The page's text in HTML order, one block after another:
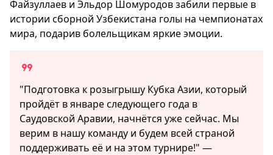
Файзуллаев и Эльдор Шомуродов забили первые в
истории сборной Узбекистана голы на чемпионатах
мира, подарив болельщикам яркие эмоции.
"Подготовка к розыгрышу Кубка Азии, который
пройдёт в январе следующего года в
Саудовской Аравии, начнётся уже сейчас. Мы
верим в нашу команду и будем всей страной
поддерживать её и на этом турнире!" —